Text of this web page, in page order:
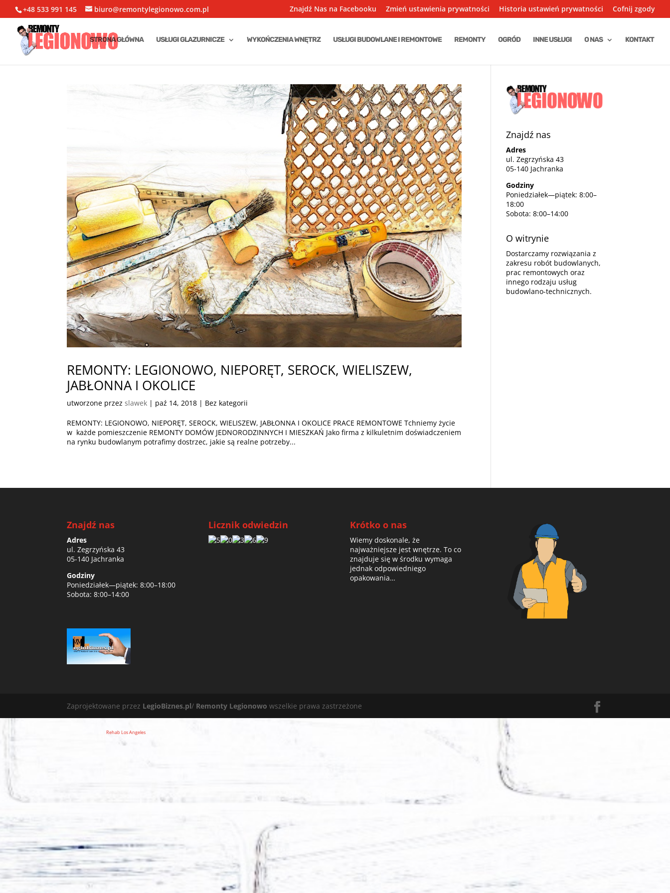
+48 533 991 145 biuro@remontylegionowo.com.pl Znajdź Nas na Facebooku Zmień ustawienia prywatności Historia ustawień prywatności Cofnij zgody
STRONA GŁÓWNA USŁUGI GLAZURNICZE WYKOŃCZENIA WNĘTRZ USŁUGI BUDOWLANE I REMONTOWE REMONTY OGRÓD INNE USŁUGI O NAS KONTAKT
REMONTY: LEGIONOWO, NIEPORĘT, SEROCK, WIELISZEW,
JABŁONNA I OKOLICE
utworzone przezslawek | paź 14, 2018 | Bez kategorii
REMONTY: LEGIONOWO, NIEPORĘT, SEROCK, WIELISZEW, JABŁONNA I OKOLICE PRACE REMONTOWE Tchniemy życie
w każde pomieszczenie REMONTY DOMÓW JEDNORODZINNYCH I MIESZKAŃ Jako firma z kilkuletnim doświadczeniem
na rynku budowlanym potrafimy dostrzec, jakie są realne potrzeby...
Znajdź nas
Adres
ul. Zegrzyńska 43
05-140 Jachranka
Godziny
Poniedziałek—piątek: 8:00–
18:00
Sobota: 8:00–14:00
O witrynie
Dostarczamy rozwiązania z
zakresu robót budowlanych,
prac remontowych oraz
innego rodzaju usług
budowlano-technicznych.
Znajdź nas
Adres
ul. Zegrzyńska 43
05-140 Jachranka
Godziny
Poniedziałek—piątek: 8:00–18:00
Sobota: 8:00–14:00
Licznik odwiedzin Krótko o nas
Wiemy doskonale, że
najważniejsze jest wnętrze. To co
znajduje się w środku wymaga
jednak odpowiedniego
opakowania…
Zaprojektowane przez LegioBiznes.pl/ Remonty Legionowo wszelkie prawa zastrzeżone
Rehab Los Angeles